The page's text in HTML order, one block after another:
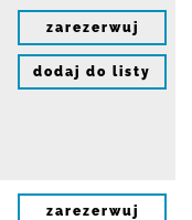
zarezerwuj
dodaj do listy
zarezerwuj